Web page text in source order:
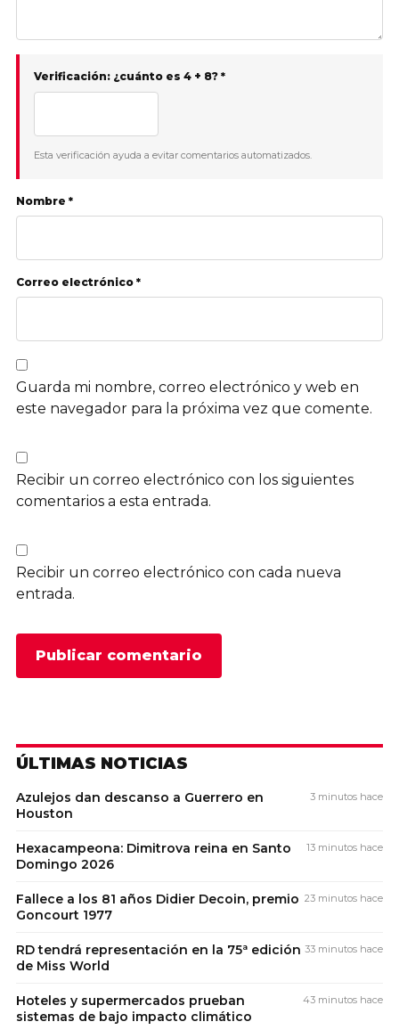
Verificación: ¿cuánto es 4 + 8? *
Esta verificación ayuda a evitar comentarios automatizados.
Nombre *
Correo electrónico *
Guarda mi nombre, correo electrónico y web en
este navegador para la próxima vez que comente.
Recibir un correo electrónico con los siguientes
comentarios a esta entrada.
Recibir un correo electrónico con cada nueva
entrada.
ÚLTIMAS NOTICIAS
Azulejos dan descanso a Guerrero en
Houston
3 minutos hace
Hexacampeona: Dimitrova reina en Santo
Domingo 2026
13 minutos hace
Fallece a los 81 años Didier Decoin, premio
Goncourt 1977
23 minutos hace
RD tendrá representación en la 75ª edición
de Miss World
33 minutos hace
Hoteles y supermercados prueban
sistemas de bajo impacto climático
43 minutos hace